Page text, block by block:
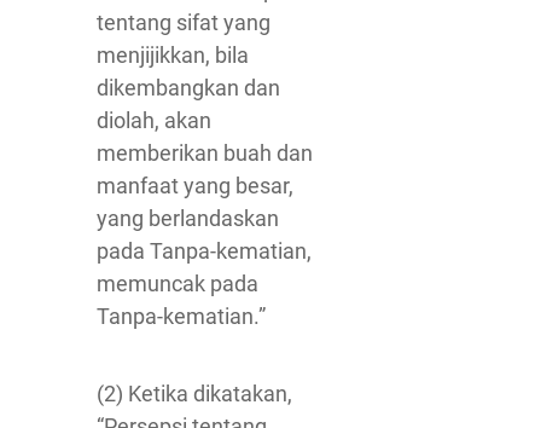
tentang sifat yang
menjijikkan, bila
dikembangkan dan
diolah, akan
memberikan buah dan
manfaat yang besar,
yang berlandaskan
pada Tanpa-kematian,
memuncak pada
Tanpa-kematian.”
(2) Ketika dikatakan,